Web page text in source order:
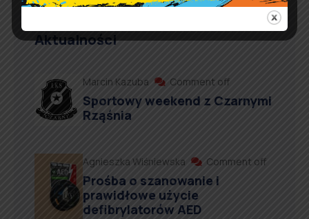
Aktualności
Marcin Kazuba Comment off
Sportowy weekend z Czarnymi
Rząśnia
Agnieszka Wiśniewska Comment off
Prośba o szanowanie i
prawidłowe użycie
defibrylatorów AED